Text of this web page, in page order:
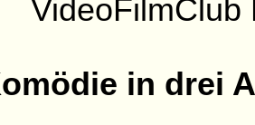
VideoFilmClub
in drei